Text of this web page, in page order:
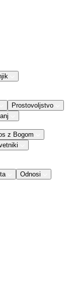
Prostovoljstvo
z Bogom
Odnosi